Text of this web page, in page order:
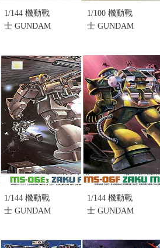
1/144 機動戰
士 GUNDAM
06E ZAKU
RECON(不挑
盒況)(售完缺
貨...
售價:0
1/100 機動戰
士 GUNDAM
YMS-09 局地
戰鬥型
DOM(不挑盒
況)(售完缺
貨...
售價:0
1/144 機動戰
士 GUNDAM
NO.024 MS-
1/144 機動戰
士 GUNDAM